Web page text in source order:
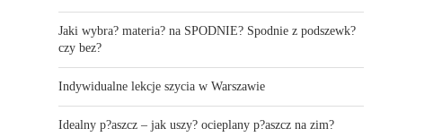
Jaki wybra? materia? na SPODNIE? Spodnie z podszewk?
czy bez?
Indywidualne lekcje szycia w Warszawie
Idealny p?aszcz – jak uszy? ocieplany p?aszcz na zim?